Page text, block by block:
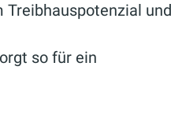
und
so für ein